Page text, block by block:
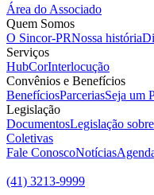
Área do Associado
Quem Somos
O Sincor-PRNossa história
Serviços
HubCorInterlocução
Convênios e Benefícios
BenefíciosParceriasSeja um
Legislação
DocumentosLegislação
Coletivas
Fale ConoscoNotícias
(41) 3213-9999